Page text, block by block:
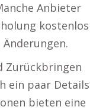
Anbieter
kostenlos
Zurückbringen
ein paar Details
bieten eine